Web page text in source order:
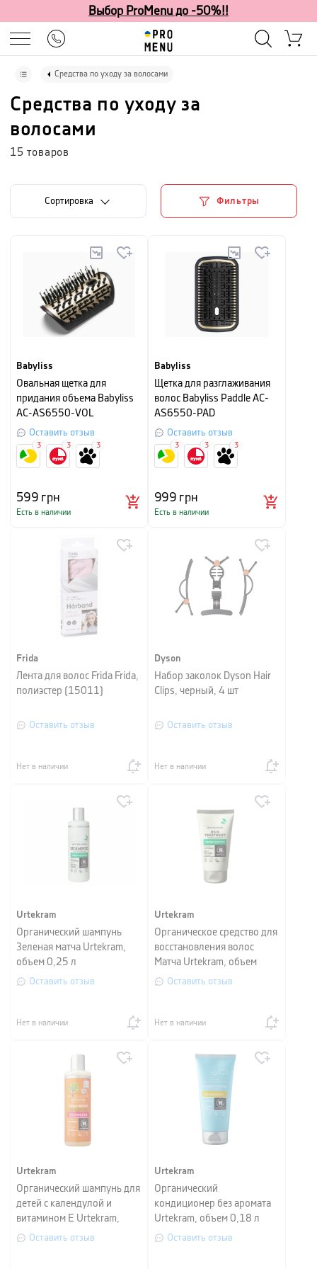
Выбор ProMenu до -50%!!
Средства по уходу за волосами
Средства по уходу за
волосами
15 товаров
Cортировка Фильтры
Babyliss
Овальная щетка для
придания объема Babyliss
AC-AS6550-VOL
Оставить отзыв
599грн
Есть в наличии
3 3 3
Babyliss
Щетка для разглаживания
волос Babyliss Paddle AC-
AS6550-PAD
Оставить отзыв
999грн
Есть в наличии
3 3 3
Frida
Лента для волос Frida Frida,
полиэстер (15011)
Оставить отзыв
Нет в наличии
Dyson
Набор заколок Dyson Hair
Clips, черный, 4 шт
Оставить отзыв
Нет в наличии
Urtekram
Органический шампунь
Зеленая матча Urtekram,
объем 0,25 л
Оставить отзыв
Нет в наличии
Urtekram
Органическое средство для
восстановления волос
Матча Urtekram, объем
0,15 л
Оставить отзыв
Нет в наличии
Urtekram
Органический шампунь для
детей с календулой и
витамином Е Urtekram,
объем 0,25 л
Оставить отзыв
Urtekram
Органический
кондиционер без аромата
Urtekram, объем 0,18 л
Оставить отзыв